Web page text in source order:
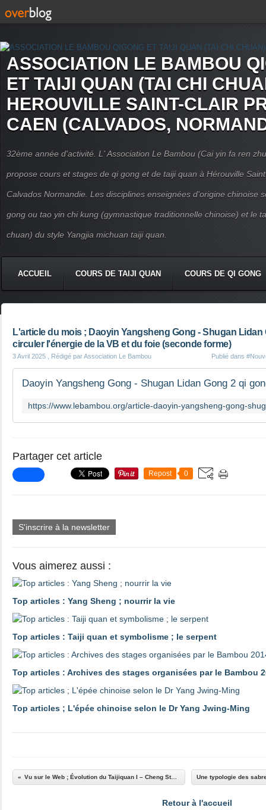
ASSOCIATION LE BAMBOU
ET TAIJI QUAN (TAI CHI
HEROUVILLE SAINT-CLAIR
CAEN (CALVADOS,
32ème année d'activité. L' Association Le Bambou (Cai yin fa ren
propose cours et stages de qi gong et de taiji quan à Hérouville
Calvados Normandie. Les disciplines enseignées d'origine chinoise
gong ou tao yin chi kung (gymnastique traditionnelle chinoise) et le
chuan) du style Yangjia michuan taiji quan.
ACCUEIL COURS DE TAIJI QUAN COURS DE QI GONG
L'article du mois ; Daoyin Yangsheng Gong - Shugan
circuler l'énergie de la VB et du foie (seconde forme)
3 Avril 2025 , Rédigé par Association Le Bambou Publié dans
Partager cet article
Repost 0
S'inscrire à la newsletter
Vous aimerez aussi :
Top articles : Yang Sheng ; nourrir la vie
Top articles : Taiji quan et symbolisme ; le serpent
Top articles : Archives des stages organisées par le Bambou
Top articles ; L'épée chinoise selon le Dr Yang Jwing-Ming
Vu sur le Web ; Évolution du Taijiquan I – Cheng Style Taijiquan
Retour à l'accueil